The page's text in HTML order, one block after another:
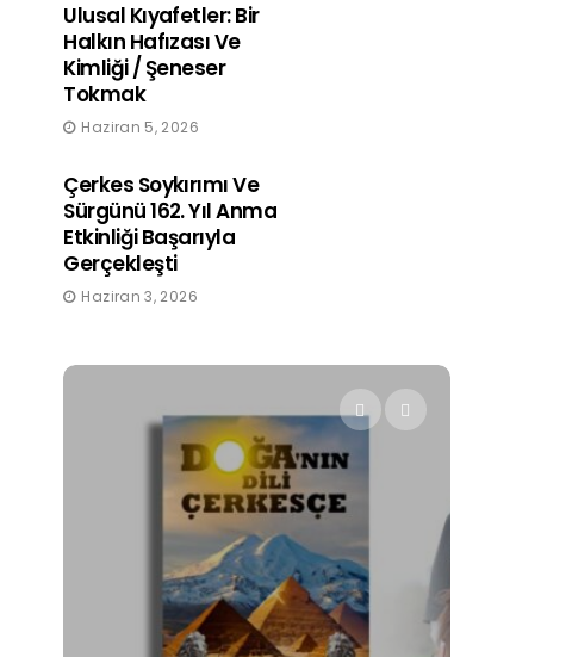
Ulusal Kıyafetler: Bir
Halkın Hafızası Ve
Kimliği / Şeneser
Tokmak
Haziran 5, 2026
Çerkes Soykırımı Ve
Sürgünü 162. Yıl Anma
Etkinliği Başarıyla
Gerçekleşti
Haziran 3, 2026